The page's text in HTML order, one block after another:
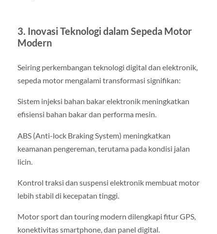
3. Inovasi Teknologi dalam Sepeda Motor
Modern
Seiring perkembangan teknologi digital dan elektronik,
sepeda motor mengalami transformasi signifikan:
Sistem injeksi bahan bakar elektronik meningkatkan
efisiensi bahan bakar dan performa mesin.
ABS (Anti-lock Braking System) meningkatkan
keamanan pengereman, terutama pada kondisi jalan
licin.
Kontrol traksi dan suspensi elektronik membuat motor
lebih stabil di kecepatan tinggi.
Motor sport dan touring modern dilengkapi fitur GPS,
konektivitas smartphone, dan panel digital.